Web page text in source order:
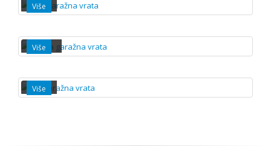
Više
Više
Više